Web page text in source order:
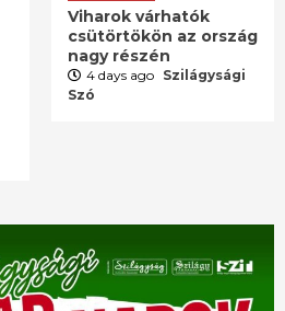
Viharok várhatók
csütörtökön az ország
nagy részén
4 days ago Szilágysági
Szó